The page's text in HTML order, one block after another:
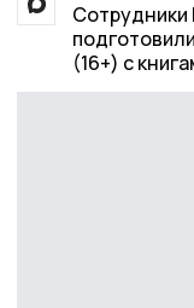
Сотрудники
(16+) с